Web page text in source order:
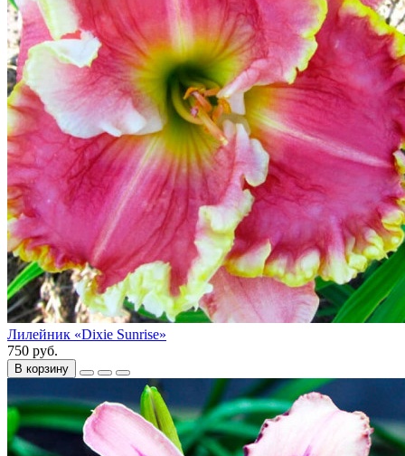
Лилейник «Dixie Sunrise»
750 руб.
В корзину